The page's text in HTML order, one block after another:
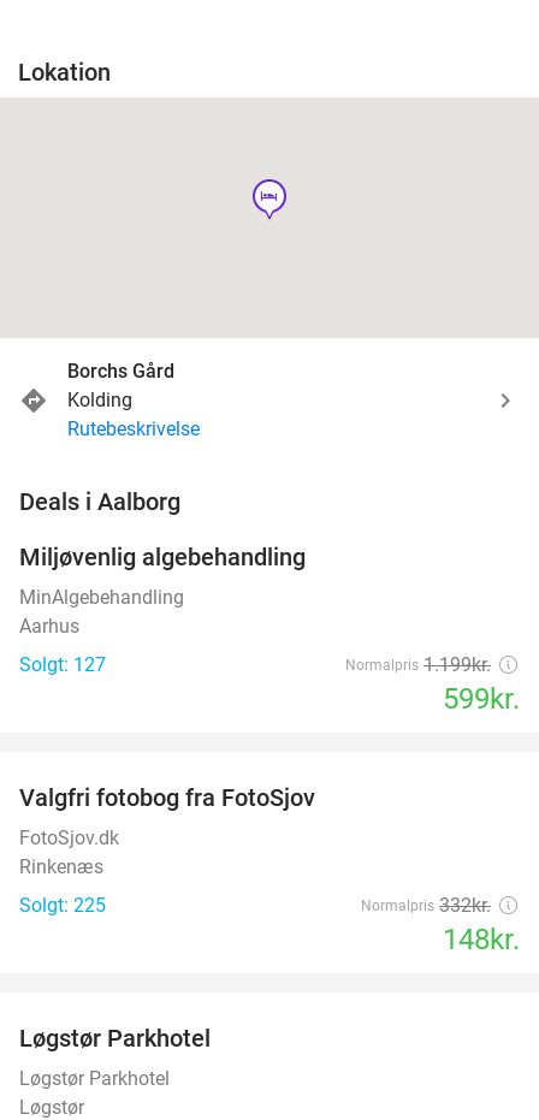
Lokation
hotel
Borchs Gård
Kolding
Rutebeskrivelse
Deals i Aalborg
Miljøvenlig algebehandling
MinAlgebehandling
Aarhus
Solgt: 127
Normalpris 1.199kr.
599kr.
Valgfri fotobog fra FotoSjov
FotoSjov.dk
Rinkenæs
Solgt: 225
Normalpris 332kr.
148kr.
Løgstør Parkhotel
Løgstør Parkhotel
Løgstør